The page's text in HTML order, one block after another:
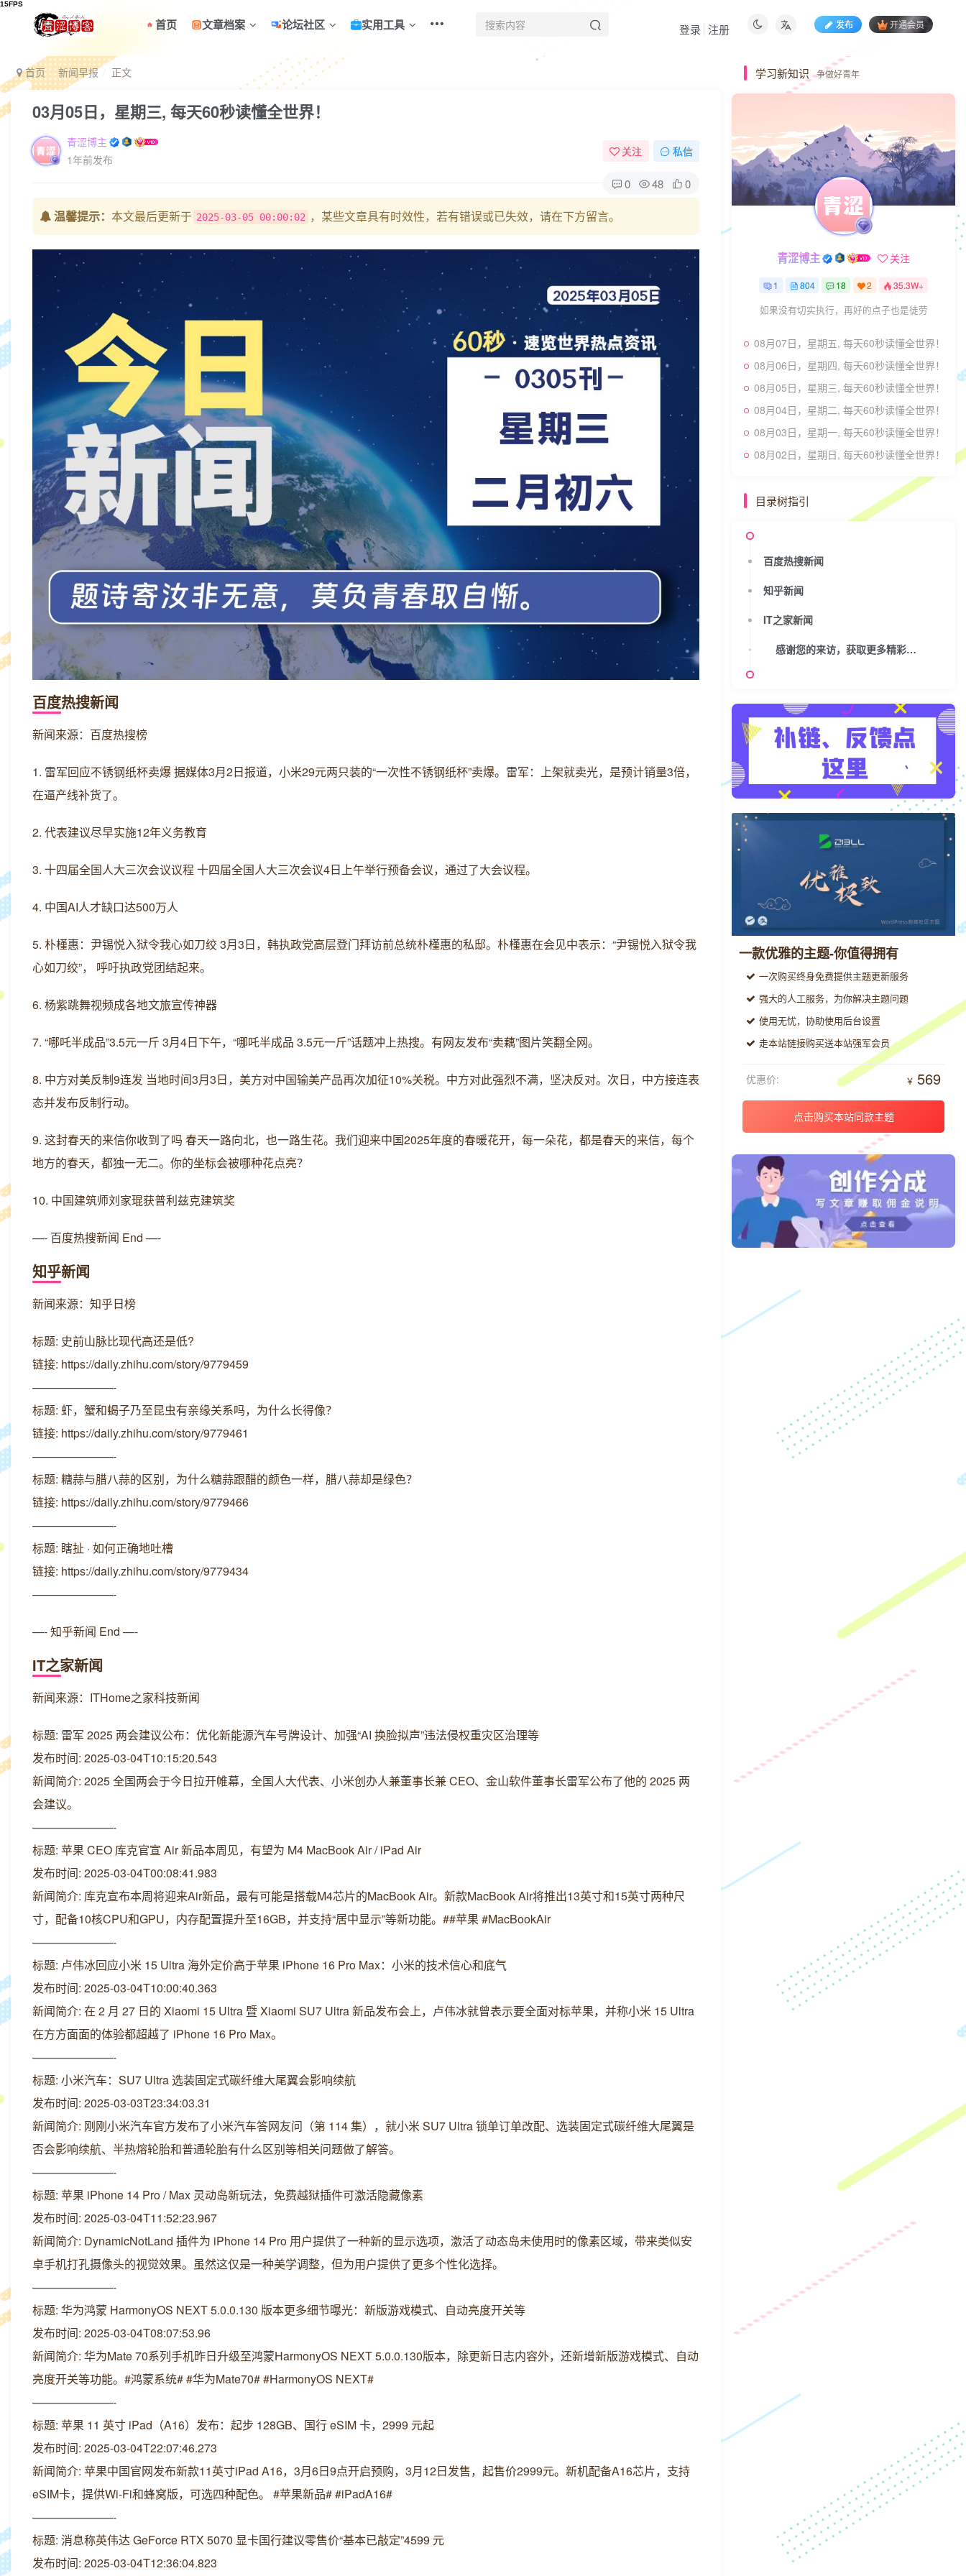
首页 文章档案 论坛社区 实用工具 发布 开通会员
登录 注册
首页 新闻早报 正文
03月05日，星期三, 每天60秒读懂全世界！
青涩博主
1年前发布
关注 私信
0 48 0
温馨提示： 本文最后更新于 2025-03-05 00:00:02 ，某些文章具有时效性，若有错误或已失效，请在下方留言。
百度热搜新闻
新闻来源：百度热搜榜
1. 雷军回应不锈钢纸杯卖爆 据媒体3月2日报道，小米29元两只装的“一次性不锈钢纸杯”卖爆。雷军：上架就卖光，是预计销量3倍，
在逼产线补货了。
2. 代表建议尽早实施12年义务教育
3. 十四届全国人大三次会议议程 十四届全国人大三次会议4日上午举行预备会议，通过了大会议程。
4. 中国AI人才缺口达500万人
5. 朴槿惠：尹锡悦入狱令我心如刀绞 3月3日，韩执政党高层登门拜访前总统朴槿惠的私邸。朴槿惠在会见中表示：“尹锡悦入狱令我
心如刀绞”， 呼吁执政党团结起来。
6. 杨紫跳舞视频成各地文旅宣传神器
7. “哪吒半成品”3.5元一斤 3月4日下午，“哪吒半成品 3.5元一斤”话题冲上热搜。有网友发布“卖藕”图片笑翻全网。
8. 中方对美反制9连发 当地时间3月3日，美方对中国输美产品再次加征10%关税。中方对此强烈不满，坚决反对。次日，中方接连表
态并发布反制行动。
9. 这封春天的来信你收到了吗 春天一路向北，也一路生花。我们迎来中国2025年度的春暖花开，每一朵花，都是春天的来信，每个
地方的春天，都独一无二。你的坐标会被哪种花点亮？
10. 中国建筑师刘家琨获普利兹克建筑奖
—- 百度热搜新闻 End —-
知乎新闻
新闻来源：知乎日榜
标题: 史前山脉比现代高还是低?
链接: https://daily.zhihu.com/story/9779459
———————-
标题: 虾，蟹和蝎子乃至昆虫有亲缘关系吗，为什么长得像？
链接: https://daily.zhihu.com/story/9779461
———————-
标题: 糖蒜与腊八蒜的区别，为什么糖蒜跟醋的颜色一样，腊八蒜却是绿色？
链接: https://daily.zhihu.com/story/9779466
———————-
标题: 瞎扯 · 如何正确地吐槽
链接: https://daily.zhihu.com/story/9779434
———————-
—- 知乎新闻 End —-
IT之家新闻
新闻来源：ITHome之家科技新闻
标题: 雷军 2025 两会建议公布：优化新能源汽车号牌设计、加强“AI 换脸拟声”违法侵权重灾区治理等
发布时间: 2025-03-04T10:15:20.543
新闻简介: 2025 全国两会于今日拉开帷幕，全国人大代表、小米创办人兼董事长兼 CEO、金山软件董事长雷军公布了他的 2025 两
会建议。
———————-
标题: 苹果 CEO 库克官宣 Air 新品本周见，有望为 M4 MacBook Air / iPad Air
发布时间: 2025-03-04T00:08:41.983
新闻简介: 库克宣布本周将迎来Air新品，最有可能是搭载M4芯片的MacBook Air。新款MacBook Air将推出13英寸和15英寸两种尺
寸，配备10核CPU和GPU，内存配置提升至16GB，并支持“居中显示”等新功能。##苹果 #MacBookAir
———————-
标题: 卢伟冰回应小米 15 Ultra 海外定价高于苹果 iPhone 16 Pro Max：小米的技术信心和底气
发布时间: 2025-03-04T10:00:40.363
新闻简介: 在 2 月 27 日的 Xiaomi 15 Ultra 暨 Xiaomi SU7 Ultra 新品发布会上，卢伟冰就曾表示要全面对标苹果，并称小米 15 Ultra
在方方面面的体验都超越了 iPhone 16 Pro Max。
———————-
标题: 小米汽车：SU7 Ultra 选装固定式碳纤维大尾翼会影响续航
发布时间: 2025-03-03T23:34:03.31
新闻简介: 刚刚小米汽车官方发布了小米汽车答网友问（第 114 集），就小米 SU7 Ultra 锁单订单改配、选装固定式碳纤维大尾翼是
否会影响续航、半热熔轮胎和普通轮胎有什么区别等相关问题做了解答。
———————-
标题: 苹果 iPhone 14 Pro / Max 灵动岛新玩法，免费越狱插件可激活隐藏像素
发布时间: 2025-03-04T11:52:23.967
新闻简介: DynamicNotLand 插件为 iPhone 14 Pro 用户提供了一种新的显示选项，激活了动态岛未使用时的像素区域，带来类似安
卓手机打孔摄像头的视觉效果。虽然这仅是一种美学调整，但为用户提供了更多个性化选择。
———————-
标题: 华为鸿蒙 HarmonyOS NEXT 5.0.0.130 版本更多细节曝光：新版游戏模式、自动亮度开关等
发布时间: 2025-03-04T08:07:53.96
新闻简介: 华为Mate 70系列手机昨日升级至鸿蒙HarmonyOS NEXT 5.0.0.130版本，除更新日志内容外，还新增新版游戏模式、自动
亮度开关等功能。#鸿蒙系统# #华为Mate70# #HarmonyOS NEXT#
———————-
标题: 苹果 11 英寸 iPad（A16）发布：起步 128GB、国行 eSIM 卡，2999 元起
发布时间: 2025-03-04T22:07:46.273
新闻简介: 苹果中国官网发布新款11英寸iPad A16，3月6日9点开启预购，3月12日发售，起售价2999元。新机配备A16芯片，支持
eSIM卡，提供Wi-Fi和蜂窝版，可选四种配色。 #苹果新品# #iPadA16#
———————-
标题: 消息称英伟达 GeForce RTX 5070 显卡国行建议零售价“基本已敲定”4599 元
发布时间: 2025-03-04T12:36:04.823
学习新知识 争做好青年
青涩博主 关注
1 804 18 2 35.3W+
如果没有切实执行，再好的点子也是徒劳
08月07日，星期五, 每天60秒读懂全世界！
08月06日，星期四, 每天60秒读懂全世界！
08月05日，星期三, 每天60秒读懂全世界！
08月04日，星期二, 每天60秒读懂全世界！
08月03日，星期一, 每天60秒读懂全世界！
08月02日，星期日, 每天60秒读懂全世界！
目录树指引
百度热搜新闻
知乎新闻
IT之家新闻
感谢您的来访，获取更多精彩文章请收藏本站。
一款优雅的主题-你值得拥有
一次购买终身免费提供主题更新服务
强大的人工服务，为你解决主题问题
使用无忧，协助使用后台设置
走本站链接购买送本站强军会员
￥ 569
优惠价:
点击购买本站同款主题